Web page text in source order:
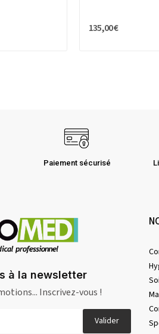
135,00 €
Paiement sécurisé
à la newsletter
Inscrivez-vous !
Valider